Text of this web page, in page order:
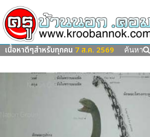
เนื้อหาดีๆสำหรับทุกคน 7 ส.ค. 2569 ค้นหา